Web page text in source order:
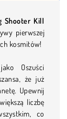
Shooter Kill
pierwszej
kosmitów!
Oszuści
że już
Upewnij
liczbę
co